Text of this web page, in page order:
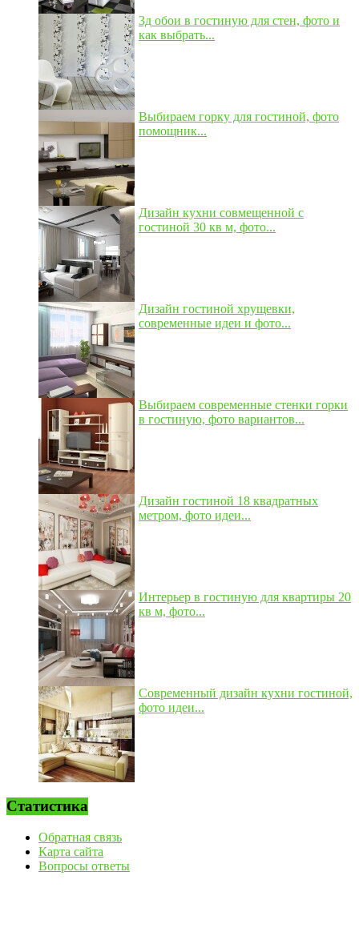
3д обои в гостиную для стен, фото и
как выбрать...
Выбираем горку для гостиной, фото
помощник...
Дизайн кухни совмещенной с
гостиной 30 кв м, фото...
Дизайн гостиной хрущевки,
современные идеи и фото...
Выбираем современные стенки горки
в гостиную, фото вариантов...
Дизайн гостиной 18 квадратных
метром, фото идеи...
Интерьер в гостиную для квартиры 20
кв м, фото...
Современный дизайн кухни гостиной,
фото идеи...
Статистика
Обратная связь
Карта сайта
Вопросы ответы